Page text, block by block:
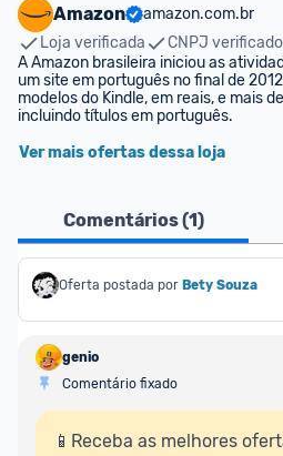
Amazon
amazon.com.br
Loja verificada
CNPJ verificado
A Amazon brasileira iniciou as
um site em português no final de
modelos do Kindle, em reais, e mais
incluindo títulos em português.
Ver mais ofertas dessa loja
Comentários (1)
Oferta postada por Bety Souza
genio
Comentário fixado
📱Receba as melhores